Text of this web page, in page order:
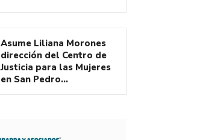
Asume Liliana Morones
dirección del Centro de
Justicia para las Mujeres
en San Pedro…